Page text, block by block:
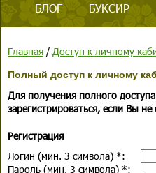
БЛОГ БУКСИР
Главная / Доступ к личному
Полный доступ к личному
Для получения полного
зарегистрироваться, если Вы
Регистрация
Логин (мин. 3 символа) *:
Пароль (мин. 3 символа) *: